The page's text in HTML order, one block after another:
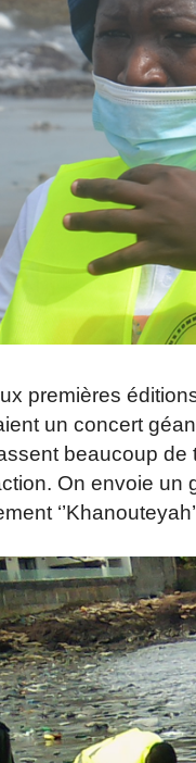
premières
un concert
beaucoup de
On envoie un